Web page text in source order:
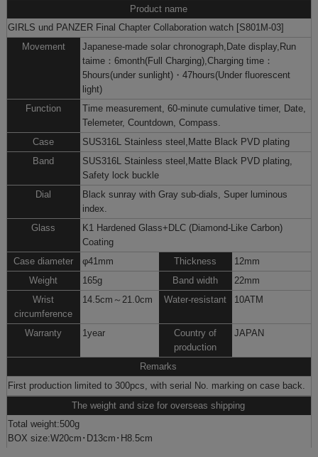
Product name
GIRLS und PANZER Final Chapter Collaboration watch [S801M-03]
Movement
Japanese-made solar chronograph,Date display,Run
taime：6month(Full Charging),Charging time：
5hours(under sunlight)・47hours(Under fluorescent
light)
Function
Time measurement, 60-minute cumulative timer, Date,
Telemeter, Countdown, Compass.
Case
SUS316L Stainless steel,Matte Black PVD plating
Band
SUS316L Stainless steel,Matte Black PVD plating,
Safety lock buckle
Dial
Black sunray with Gray sub-dials, Super luminous
index.
Glass
K1 Hardened Glass+DLC (Diamond-Like Carbon)
Coating
Case diameter
φ41mm Thickness
12mm
Weight
165g Band width
22mm
Wrist
circumference
14.5cm～21.0cm Water-resistant 10ATM
Warranty 1year
Country of
production
JAPAN
Remarks
First production limited to 300pcs, with serial No. marking on case back.
The weight and size for overseas shipping
Total weight:500g
BOX size:W20cm･D13cm･H8.5cm